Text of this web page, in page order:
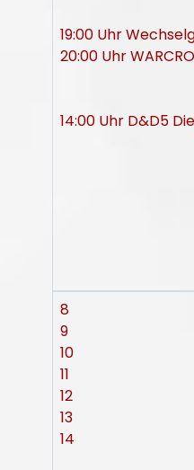
19:00 Uhr
20:00 Uhr
14:00 Uhr D&D5
8
9
10
11
12
13
14